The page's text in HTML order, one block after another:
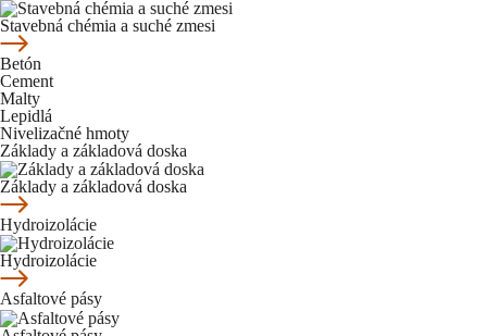
Stavebná chémia a suché zmesi
Betón
Cement
Malty
Lepidlá
Nivelizačné hmoty
Základy a základová doska
Základy a základová doska
Hydroizolácie
Hydroizolácie
Asfaltové pásy